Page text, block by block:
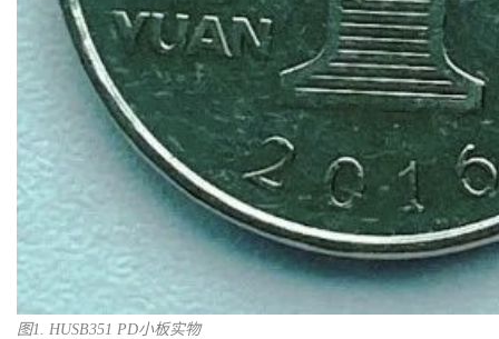
图1. HUSB351 PD小板实物